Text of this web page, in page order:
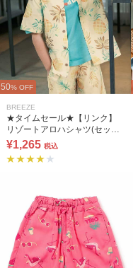
50% OFF
BREEZE
★タイムセール★【リンク】
リゾートアロハシャツ(セット
アップ可)
¥1,265 税込